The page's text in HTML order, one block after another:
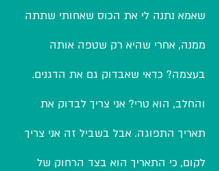
שאמא נתנה לי את הכוס שאחותי שתתה
ממנה, אחרי שהיא רק שטפה אותה
בעצמה? כדאי שאבדוק גם את הדגנים.
והחלב, הוא טרי? אני צריך לבדוק את
תאריך התפוגה. אבל בשביל זה אני צריך
לקום, כי התאריך הוא בצד הרחוק של